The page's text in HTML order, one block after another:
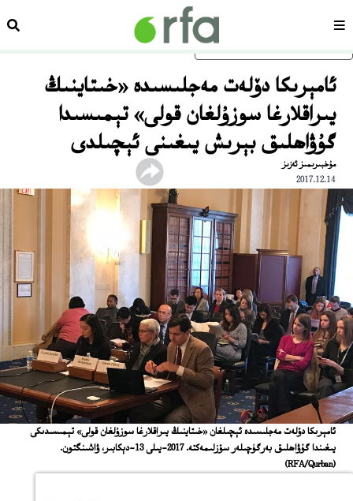
ئاساسلىق مەزمۇنغا ئاتلاڭسەھىپە
ئامېرىكا دۆلەت مەجلىسىدە «خىتاينىڭ
يىراقلارغا سوزۇلغان قولى» تېمىسىدا
گۇۋاھلىق بېرىش يىغىنى ئېچىلدى
مۇخبىرىمىز ئەزىز
2017.12.14
ئامېرىكا دۆلەت مەجلىسىدە ئېچىلغان «خىتاينىڭ يىراقلارغا سوزۇلغان قولى» تېمىسىدىكى
يىغىندا گۇۋاھلىق بەرگۈچىلەر سۆزلىمەكتە. 2017-يىلى 13-دېكابىر، ۋاشىنگتون.
(RFA/Qurban)